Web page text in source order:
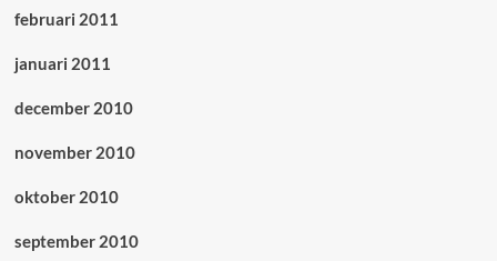
februari 2011
januari 2011
december 2010
november 2010
oktober 2010
september 2010